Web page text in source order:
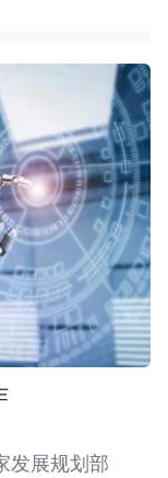
发展规划部